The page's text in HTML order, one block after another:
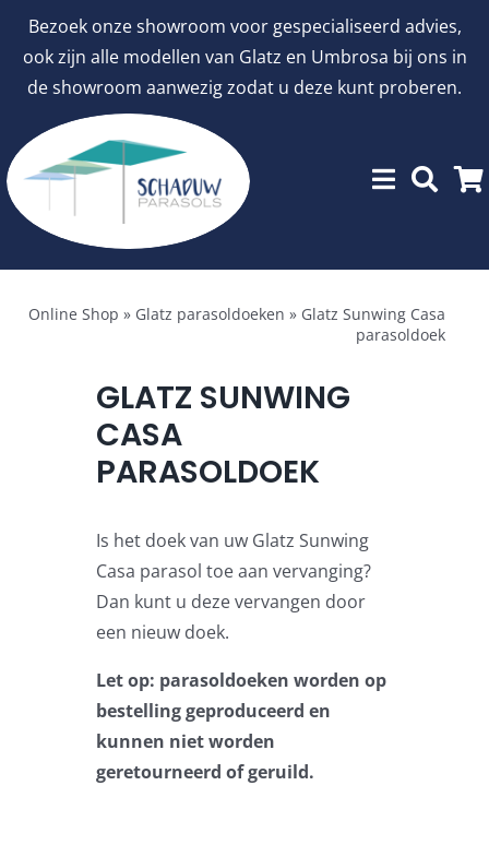
Bezoek onze showroom voor gespecialiseerd advies,
ook zijn alle modellen van Glatz en Umbrosa bij ons in
de showroom aanwezig zodat u deze kunt proberen.
inhoud
Menu
Stokparasols
Horeca parasols
Muurparasols
Schaduwdoeken
Snel leverbaar
Online Shop » Glatz parasoldoeken » Glatz Sunwing Casa
parasoldoek
GLATZ SUNWING
CASA
PARASOLDOEK
Is het doek van uw Glatz Sunwing
Casa parasol toe aan vervanging?
Dan kunt u deze vervangen door
een nieuw doek.
Let op: parasoldoeken worden op
bestelling geproduceerd en
kunnen niet worden
geretourneerd of geruild.